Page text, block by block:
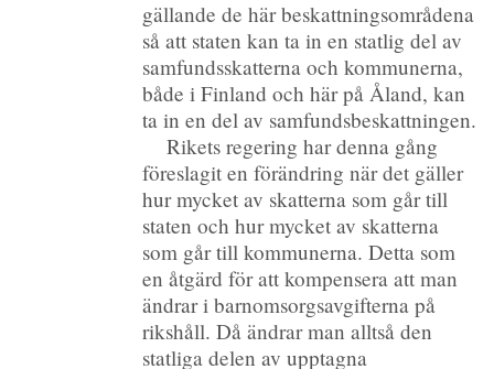
gällande de här beskattningsområdena
så att staten kan ta in en statlig del av
samfundsskatterna och kommunerna,
både i Finland och här på Åland, kan
ta in en del av samfundsbeskattningen.
Rikets regering har denna gång
föreslagit en förändring när det gäller
hur mycket av skatterna som går till
staten och hur mycket av skatterna
som går till kommunerna. Detta som
en åtgärd för att kompensera att man
ändrar i barnomsorgsavgifterna på
rikshåll. Då ändrar man alltså den
statliga delen av upptagna